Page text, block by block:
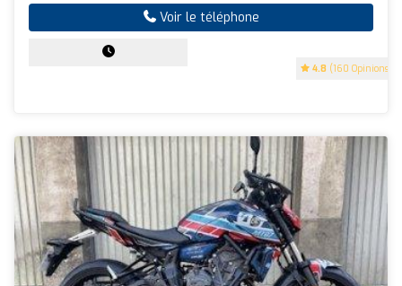
4.8 (160 Opinions)
Voir le téléphone